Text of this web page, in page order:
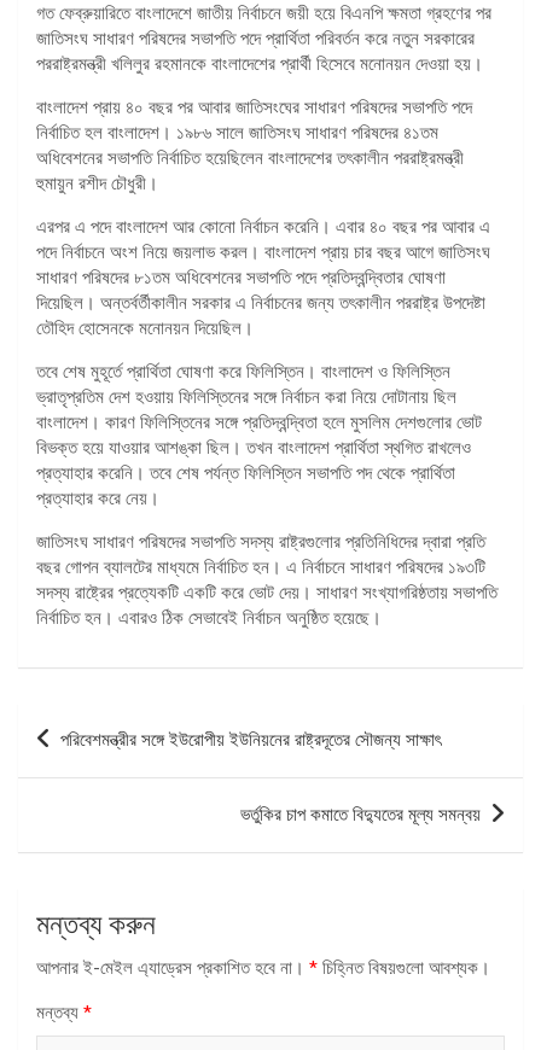
গত ফেব্রুয়ারিতে বাংলাদেশে জাতীয় নির্বাচনে জয়ী হয়ে বিএনপি ক্ষমতা গ্রহণের পর
জাতিসংঘ সাধারণ পরিষদের সভাপতি পদে প্রার্থিতা পরিবর্তন করে নতুন সরকারের
পররাষ্ট্রমন্ত্রী খলিলুর রহমানকে বাংলাদেশের প্রার্থী হিসেবে মনোনয়ন দেওয়া হয়।
বাংলাদেশ প্রায় ৪০ বছর পর আবার জাতিসংঘের সাধারণ পরিষদের সভাপতি পদে
নির্বাচিত হল বাংলাদেশ। ১৯৮৬ সালে জাতিসংঘ সাধারণ পরিষদের ৪১তম
অধিবেশনের সভাপতি নির্বাচিত হয়েছিলেন বাংলাদেশের তৎকালীন পররাষ্ট্রমন্ত্রী
হুমায়ুন রশীদ চৌধুরী।
এরপর এ পদে বাংলাদেশ আর কোনো নির্বাচন করেনি। এবার ৪০ বছর পর আবার এ
পদে নির্বাচনে অংশ নিয়ে জয়লাভ করল। বাংলাদেশ প্রায় চার বছর আগে জাতিসংঘ
সাধারণ পরিষদের ৮১তম অধিবেশনের সভাপতি পদে প্রতিদ্বন্দ্বিতার ঘোষণা
দিয়েছিল। অন্তর্বর্তীকালীন সরকার এ নির্বাচনের জন্য তৎকালীন পররাষ্ট্র উপদেষ্টা
তৌহিদ হোসেনকে মনোনয়ন দিয়েছিল।
তবে শেষ মুহূর্তে প্রার্থিতা ঘোষণা করে ফিলিস্তিন। বাংলাদেশ ও ফিলিস্তিন
ভ্রাতৃপ্রতিম দেশ হওয়ায় ফিলিস্তিনের সঙ্গে নির্বাচন করা নিয়ে দোটানায় ছিল
বাংলাদেশ। কারণ ফিলিস্তিনের সঙ্গে প্রতিদ্বন্দ্বিতা হলে মুসলিম দেশগুলোর ভোট
বিভক্ত হয়ে যাওয়ার আশঙ্কা ছিল। তখন বাংলাদেশ প্রার্থিতা স্থগিত রাখলেও
প্রত্যাহার করেনি। তবে শেষ পর্যন্ত ফিলিস্তিন সভাপতি পদ থেকে প্রার্থিতা
প্রত্যাহার করে নেয়।
জাতিসংঘ সাধারণ পরিষদের সভাপতি সদস্য রাষ্ট্রগুলোর প্রতিনিধিদের দ্বারা প্রতি
বছর গোপন ব্যালটের মাধ্যমে নির্বাচিত হন। এ নির্বাচনে সাধারণ পরিষদের ১৯৩টি
সদস্য রাষ্ট্রের প্রত্যেকটি একটি করে ভোট দেয়। সাধারণ সংখ্যাগরিষ্ঠতায় সভাপতি
নির্বাচিত হন। এবারও ঠিক সেভাবেই নির্বাচন অনুষ্ঠিত হয়েছে।
পোস্ট
ন্যাভিগেশন
পরিবেশমন্ত্রীর সঙ্গে ইউরোপীয় ইউনিয়নের রাষ্ট্রদূতের সৌজন্য সাক্ষাৎ
ভর্তুকির চাপ কমাতে বিদ্যুতের মূল্য সমন্বয়
মন্তব্য করুন
আপনার ই-মেইল এ্যাড্রেস প্রকাশিত হবে না। * চিহ্নিত বিষয়গুলো আবশ্যক।
মন্তব্য *